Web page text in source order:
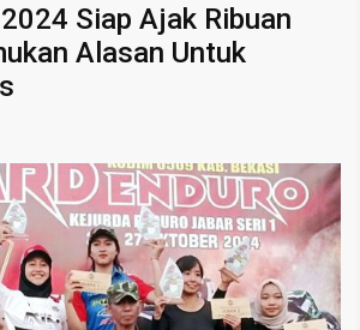
Siap Ajak Ribuan
Alasan Untuk